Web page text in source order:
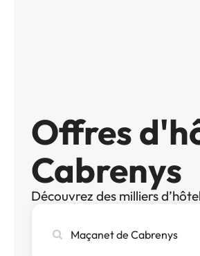
Offres
Cabrenys
Découvrez des milliers
une